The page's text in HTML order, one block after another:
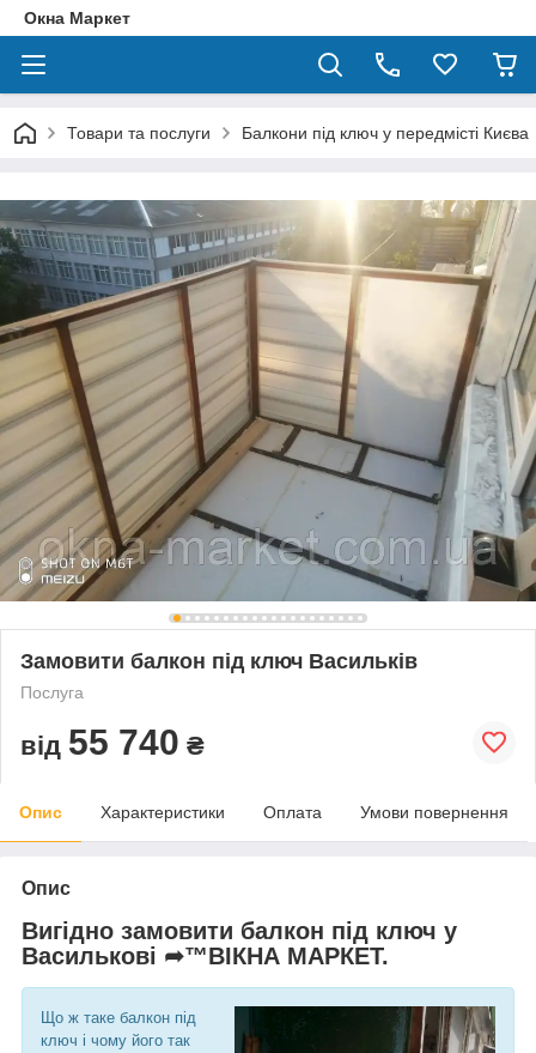
Окна Маркет
Товари та послуги Балкони під ключ у передмісті Києва
Замовити балкон під ключ Васильків
Послуга
від 55 740 ₴
Опис Характеристики Оплата Умови повернення
Опис
Вигідно замовити балкон під ключ у
Василькові ➦™ВІКНА МАРКЕТ.
Що ж таке балкон під
ключ і чому його так